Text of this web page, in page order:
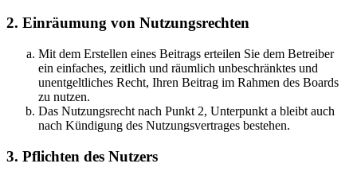
2. Einräumung von Nutzungsrechten
Mit dem Erstellen eines Beitrags erteilen Sie dem Betreiber
ein einfaches, zeitlich und räumlich unbeschränktes und
unentgeltliches Recht, Ihren Beitrag im Rahmen des Boards
zu nutzen.
Das Nutzungsrecht nach Punkt 2, Unterpunkt a bleibt auch
nach Kündigung des Nutzungsvertrages bestehen.
3. Pflichten des Nutzers